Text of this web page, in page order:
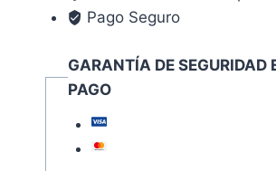
cantidad
Pago Seguro
GARANTÍA DE SEGURIDAD
PAGO